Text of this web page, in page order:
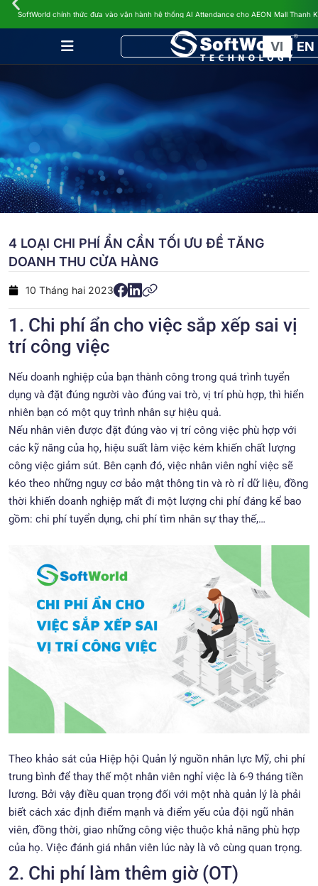
SoftWorld chính thức đưa vào vận hành hệ thống AI Attendance cho AEON Mall Thanh
VI EN
TIN TỨC
4 LOẠI CHI PHÍ ẨN CẦN TỐI ƯU ĐỂ TĂNG
DOANH THU CỬA HÀNG
10 Tháng hai 2023
1. Chi phí ẩn cho việc sắp xếp sai vị
trí công việc
Nếu doanh nghiệp của bạn thành công trong quá trình tuyển
dụng và đặt đúng người vào đúng vai trò, vị trí phù hợp, thì hiển
nhiên bạn có một quy trình nhân sự hiệu quả.
Nếu nhân viên được đặt đúng vào vị trí công việc phù hợp với
các kỹ năng của họ, hiệu suất làm việc kém khiến chất lượng
công việc giảm sút. Bên cạnh đó, việc nhân viên nghỉ việc sẽ
kéo theo những nguy cơ bảo mật thông tin và rò rỉ dữ liệu, đồng
thời khiến doanh nghiệp mất đi một lượng chi phí đáng kể bao
gồm: chi phí tuyển dụng, chi phí tìm nhân sự thay thế,…
Theo khảo sát của Hiệp hội Quản lý nguồn nhân lực Mỹ, chi phí
trung bình để thay thế một nhân viên nghỉ việc là 6-9 tháng tiền
lương. Bởi vậy điều quan trọng đối với một nhà quản lý là phải
biết cách xác định điểm mạnh và điểm yếu của đội ngũ nhân
viên, đồng thời, giao những công việc thuộc khả năng phù hợp
của họ. Việc đánh giá nhân viên lúc này là vô cùng quan trọng.
2. Chi phí làm thêm giờ (OT)